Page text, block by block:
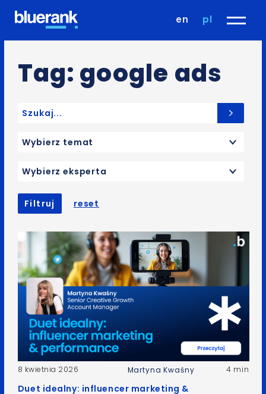
en pl
Tag: google ads
8 kwietnia 2026 Martyna Kwaśny 4 min
Duet idealny: influencer marketing &
Wybierz temat
Wybierz eksperta
Filtruj reset